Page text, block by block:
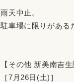
雨天中止。
駐車場に限りがある
【その他 新美南吉
［7月26日(土)］